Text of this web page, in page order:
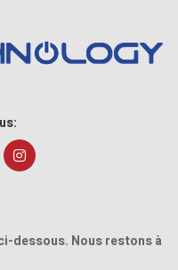
dessous. Nous restons à